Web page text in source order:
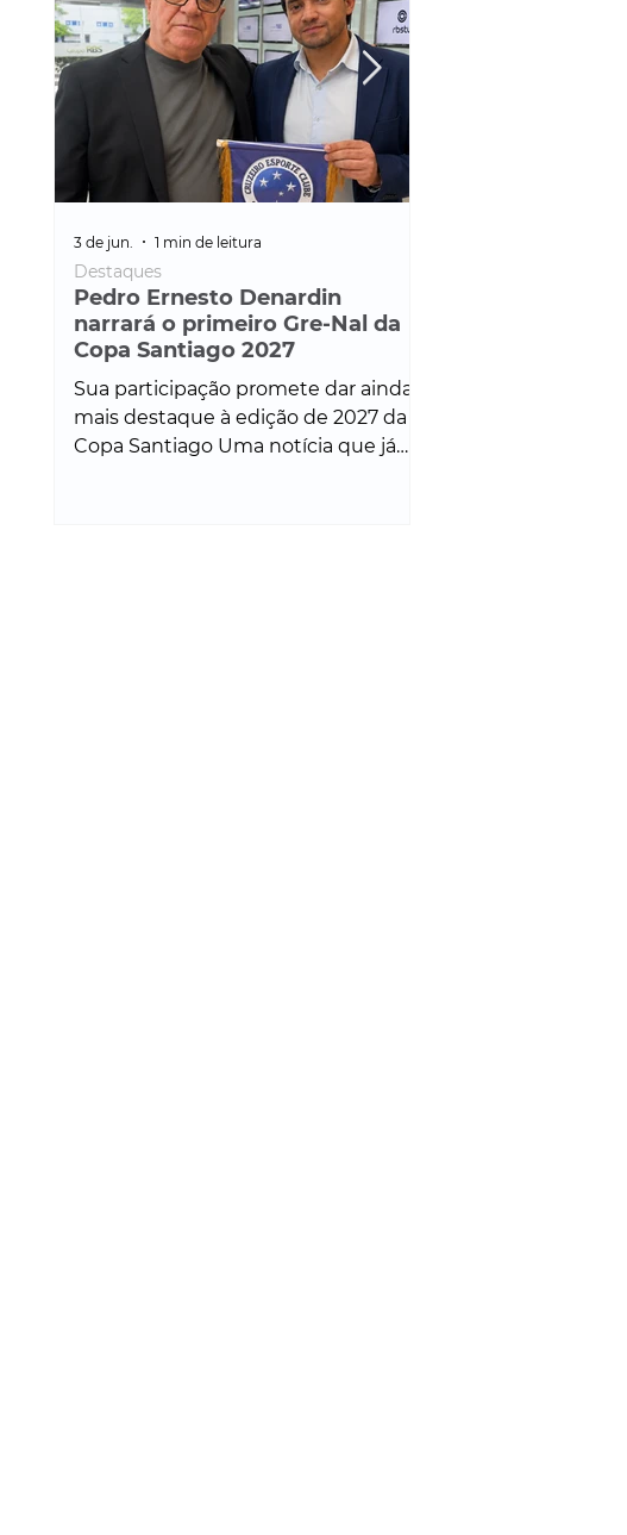
Pedro Ernesto Denardin
narrará o primeiro Gre-Nal da
Copa Santiago 2027
Sua participação promete dar ainda
mais destaque à edição de 2027 da
Copa Santiago Uma notícia que já
Destaques
3 de jun. 1 min de leitura